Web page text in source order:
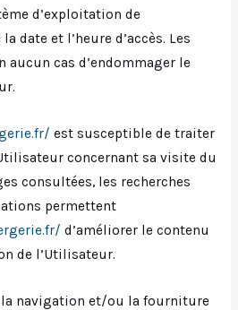
d’exploitation de
date et l’heure d’accès. Les
aucun cas d’endommager le
est susceptible de traiter
concernant sa visite du
consultées, les recherches
permettent
d’améliorer le contenu
de l’Utilisateur.
navigation et/ou la fourniture